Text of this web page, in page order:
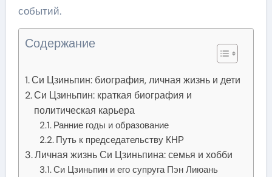
событий.
Содержание
Си Цзиньпин: биография, личная жизнь и дети
Си Цзиньпин: краткая биография и
политическая карьера
Ранние годы и образование
Путь к председательству КНР
Личная жизнь Си Цзиньпина: семья и хобби
Си Цзиньпин и его супруга Пэн Лиюань